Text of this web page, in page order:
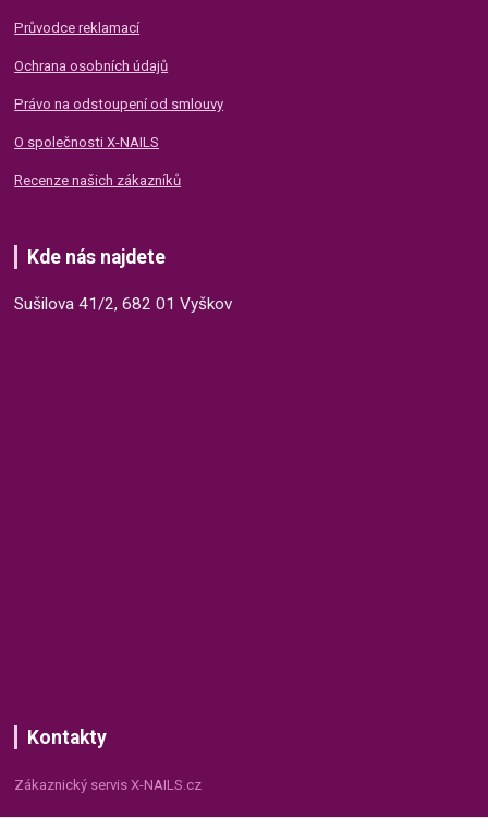
Průvodce reklamací
Ochrana osobních údajů
Právo na odstoupení od smlouvy
O společnosti X-NAILS
Recenze našich zákazníků
Kde nás najdete
Sušilova 41/2, 682 01 Vyškov
Kontakty
Zákaznický servis X-NAILS.cz